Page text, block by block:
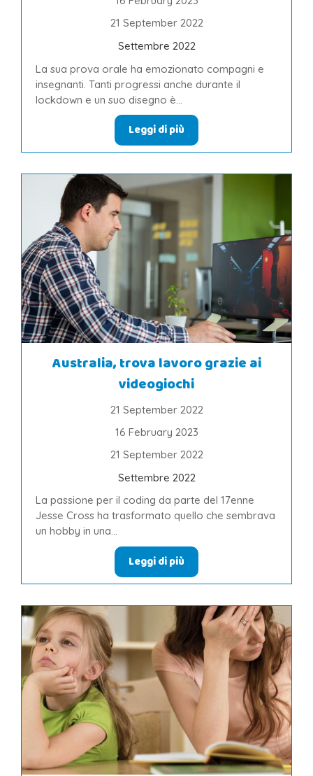
21 September 2022
Settembre 2022
La sua prova orale ha emozionato compagni e
insegnanti. Tanti progressi anche durante il
lockdown e un suo disegno è...
Leggi di più
Australia, trova lavoro grazie ai
videogiochi
21 September 2022
16 February 2023
21 September 2022
Settembre 2022
La passione per il coding da parte del 17enne
Jesse Cross ha trasformato quello che sembrava
un hobby in una...
Leggi di più